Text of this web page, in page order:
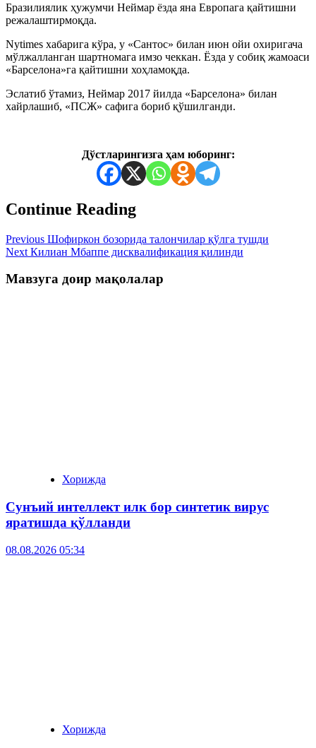
Бразилиялик ҳужумчи Неймар ёзда яна Европага қайтишни
режалаштирмоқда.
Nytimes хабарига кўра, у «Сантос» билан июн ойи охиригача
мўлжалланган шартномага имзо чеккан. Ёзда у собиқ жамоаси
«Барселона»га қайтишни хоҳламоқда.
Эслатиб ўтамиз, Неймар 2017 йилда «Барселона» билан
хайрлашиб, «ПСЖ» сафига бориб қўшилганди.
Дўстларингизга ҳам юборинг:
Continue Reading
Previous Шофиркон бозорида талончилар қўлга тушди
Next Килиан Мбаппе дисквалификация қилинди
Мавзуга доир мақолалар
Хорижда
Сунъий интеллект илк бор синтетик вирус
яратишда қўлланди
08.08.2026 05:34
Хорижда